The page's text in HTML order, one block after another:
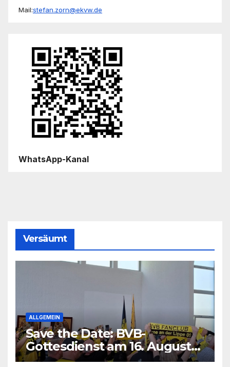
Mail:stefan.zorn@ekvw.de
WhatsApp-Kanal
Versäumt
ALLGEMEIN
Save the Date: BVB-
Gottesdienst am 16. August
2026